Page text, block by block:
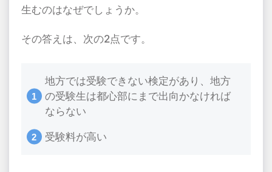
生むのはなぜでしょうか。
その答えは、次の2点です。
地方では受験できない検定があり、地方
の受験生は都心部にまで出向かなければ
ならない
受験料が高い